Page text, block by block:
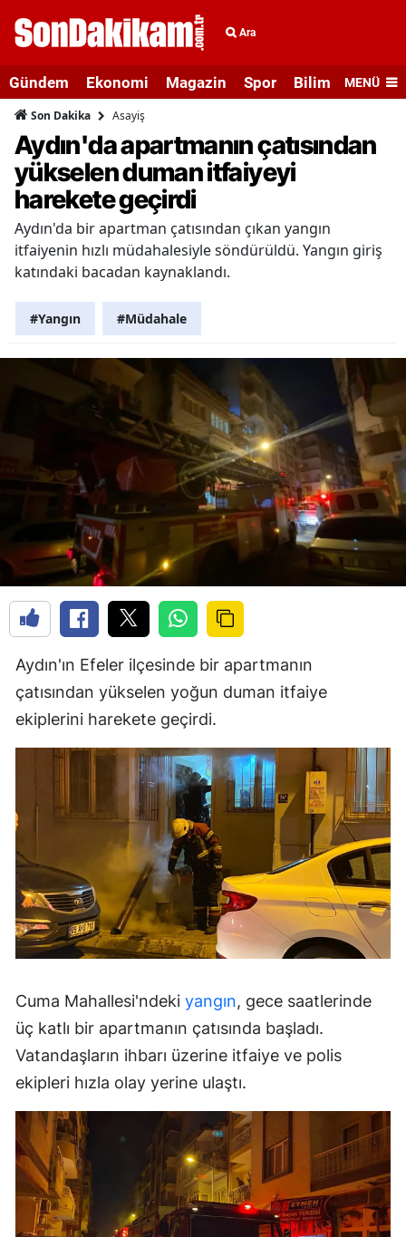
Ara
Gündem Ekonomi Magazin Spor Bilim veMENÜ
Son Dakika Asayiş
Aydın'da apartmanın çatısından
yükselen duman itfaiyeyi
harekete geçirdi
Aydın'da bir apartman çatısından çıkan yangın
itfaiyenin hızlı müdahalesiyle söndürüldü. Yangın giriş
katındaki bacadan kaynaklandı.
#Yangın #Müdahale
Aydın'ın Efeler ilçesinde bir apartmanın
çatısından yükselen yoğun duman itfaiye
ekiplerini harekete geçirdi.
Cuma Mahallesi'ndeki yangın, gece saatlerinde
üç katlı bir apartmanın çatısında başladı.
Vatandaşların ihbarı üzerine itfaiye ve polis
ekipleri hızla olay yerine ulaştı.